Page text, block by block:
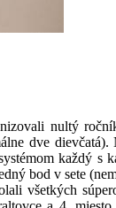
nultý
dve
každý s
bod v sete
všetkých